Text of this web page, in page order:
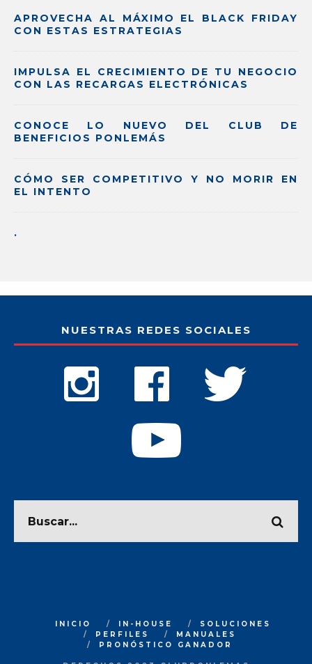
APROVECHA AL MÁXIMO EL BLACK FRIDAY
CON ESTAS ESTRATEGIAS
IMPULSA EL CRECIMIENTO DE TU NEGOCIO
CON LAS RECARGAS ELECTRÓNICAS
CONOCE LO NUEVO DEL CLUB DE
BENEFICIOS PONLEMÁS
CÓMO SER COMPETITIVO Y NO MORIR EN
EL INTENTO
.
NUESTRAS REDES SOCIALES
INICIO IN-HOUSE
SOLUCIONES
PERFILES
MANUALES
PRONÓSTICO GANADOR